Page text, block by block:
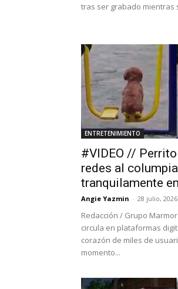
tras ser grabado mientras
ENTRETENIMIENTO
#VIDEO //
redes al
tranquilamente
Angie Yazmin - 28 julio, 2026
Redacción / Grupo
circula en plataformas
corazón de miles de
momento...